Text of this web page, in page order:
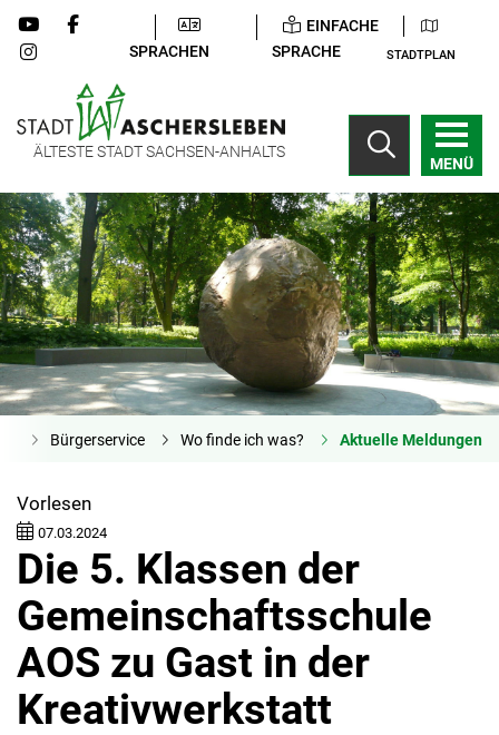
SPRACHEN
EINFACHE
SPRACHE
STADTPLAN
ÄLTESTE STADT SACHSEN-ANHALTS
MENÜ
Bürgerservice Wo finde ich was? Aktuelle Meldungen
Vorlesen
07.03.2024
Die 5. Klassen der
Gemeinschaftsschule
AOS zu Gast in der
Kreativwerkstatt